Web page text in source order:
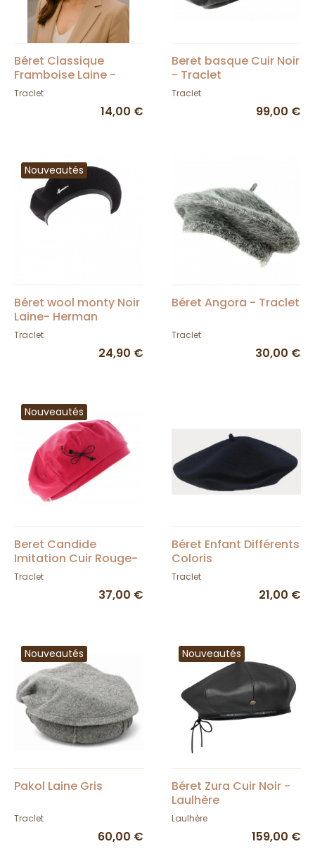
Béret Classique
Framboise Laine -
Traclet
Traclet
14,00 €
Beret basque Cuir Noir
- Traclet
Traclet
99,00 €
Nouveautés
Béret wool monty Noir
Laine- Herman
Traclet
24,90 €
Béret Angora - Traclet
Traclet
30,00 €
Nouveautés
Beret Candide
Imitation Cuir Rouge-
Traclet
Traclet
37,00 €
Béret Enfant Différents
Coloris
Traclet
21,00 €
Nouveautés
Pakol Laine Gris
Traclet
60,00 €
Nouveautés
Béret Zura Cuir Noir -
Laulhère
Laulhère
159,00 €